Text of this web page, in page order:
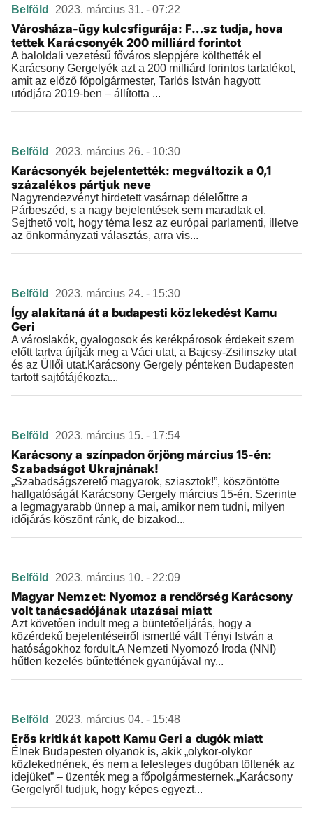
Belföld 2023. március 31. - 07:22
Városháza-ügy kulcsfigurája: F…sz tudja, hova
tettek Karácsonyék 200 milliárd forintot
A baloldali vezetésű főváros sleppjére költhették el
Karácsony Gergelyék azt a 200 milliárd forintos tartalékot,
amit az előző főpolgármester, Tarlós István hagyott
utódjára 2019-ben – állította ...
Belföld 2023. március 26. - 10:30
Karácsonyék bejelentették: megváltozik a 0,1
százalékos pártjuk neve
Nagyrendezvényt hirdetett vasárnap délelőttre a
Párbeszéd, s a nagy bejelentések sem maradtak el.
Sejthető volt, hogy téma lesz az európai parlamenti, illetve
az önkormányzati választás, arra vis...
Belföld 2023. március 24. - 15:30
Így alakítaná át a budapesti közlekedést Kamu
Geri
A városlakók, gyalogosok és kerékpárosok érdekeit szem
előtt tartva újítják meg a Váci utat, a Bajcsy-Zsilinszky utat
és az Üllői utat.Karácsony Gergely pénteken Budapesten
tartott sajtótájékozta...
Belföld 2023. március 15. - 17:54
Karácsony a színpadon őrjöng március 15-én:
Szabadságot Ukrajnának!
„Szabadságszerető magyarok, sziasztok!”, köszöntötte
hallgatóságát Karácsony Gergely március 15-én. Szerinte
a legmagyarabb ünnep a mai, amikor nem tudni, milyen
időjárás köszönt ránk, de bizakod...
Belföld 2023. március 10. - 22:09
Magyar Nemzet: Nyomoz a rendőrség Karácsony
volt tanácsadójának utazásai miatt
Azt követően indult meg a büntetőeljárás, hogy a
közérdekű bejelentéseiről ismertté vált Tényi István a
hatóságokhoz fordult.A Nemzeti Nyomozó Iroda (NNI)
hűtlen kezelés bűntettének gyanújával ny...
Belföld 2023. március 04. - 15:48
Erős kritikát kapott Kamu Geri a dugók miatt
Élnek Budapesten olyanok is, akik „olykor-olykor
közlekednének, és nem a felesleges dugóban töltenék az
idejüket” – üzenték meg a főpolgármesternek.„Karácsony
Gergelyről tudjuk, hogy képes egyezt...